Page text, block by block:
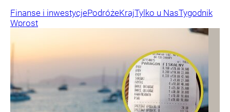
Finanse i inwestycjePodróżeKrajTylko u NasTygodnik
Wprost